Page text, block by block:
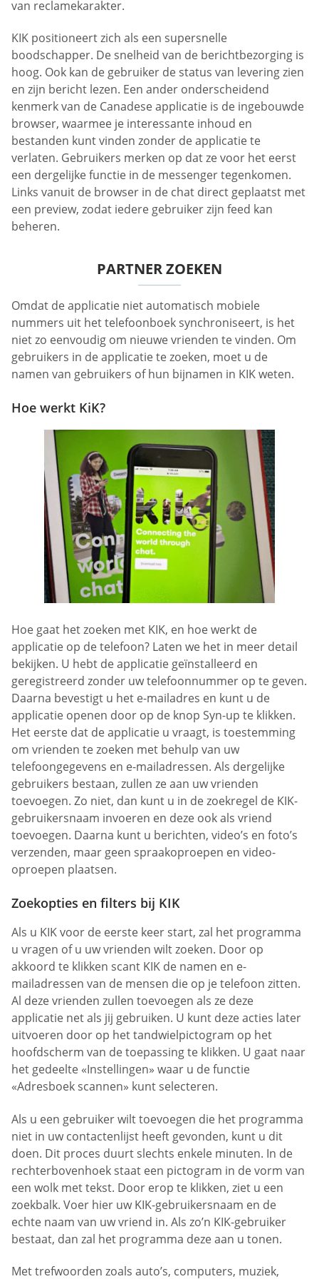
van reclamekarakter.
KIK positioneert zich als een supersnelle
boodschapper. De snelheid van de berichtbezorging is
hoog. Ook kan de gebruiker de status van levering zien
en zijn bericht lezen. Een ander onderscheidend
kenmerk van de Canadese applicatie is de ingebouwde
browser, waarmee je interessante inhoud en
bestanden kunt vinden zonder de applicatie te
verlaten. Gebruikers merken op dat ze voor het eerst
een dergelijke functie in de messenger tegenkomen.
Links vanuit de browser in de chat direct geplaatst met
een preview, zodat iedere gebruiker zijn feed kan
beheren.
PARTNER ZOEKEN
Omdat de applicatie niet automatisch mobiele
nummers uit het telefoonboek synchroniseert, is het
niet zo eenvoudig om nieuwe vrienden te vinden. Om
gebruikers in de applicatie te zoeken, moet u de
namen van gebruikers of hun bijnamen in KIK weten.
Hoe werkt KiK?
Hoe gaat het zoeken met KIK, en hoe werkt de
applicatie op de telefoon? Laten we het in meer detail
bekijken. U hebt de applicatie geïnstalleerd en
geregistreerd zonder uw telefoonnummer op te geven.
Daarna bevestigt u het e-mailadres en kunt u de
applicatie openen door op de knop Syn-up te klikken.
Het eerste dat de applicatie u vraagt, is toestemming
om vrienden te zoeken met behulp van uw
telefoongegevens en e-mailadressen. Als dergelijke
gebruikers bestaan, zullen ze aan uw vrienden
toevoegen. Zo niet, dan kunt u in de zoekregel de KIK-
gebruikersnaam invoeren en deze ook als vriend
toevoegen. Daarna kunt u berichten, video’s en foto’s
verzenden, maar geen spraakoproepen en video-
oproepen plaatsen.
Zoekopties en filters bij KIK
Als u KIK voor de eerste keer start, zal het programma
u vragen of u uw vrienden wilt zoeken. Door op
akkoord te klikken scant KIK de namen en e-
mailadressen van de mensen die op je telefoon zitten.
Al deze vrienden zullen toevoegen als ze deze
applicatie net als jij gebruiken. U kunt deze acties later
uitvoeren door op het tandwielpictogram op het
hoofdscherm van de toepassing te klikken. U gaat naar
het gedeelte «Instellingen» waar u de functie
«Adresboek scannen» kunt selecteren.
Als u een gebruiker wilt toevoegen die het programma
niet in uw contactenlijst heeft gevonden, kunt u dit
doen. Dit proces duurt slechts enkele minuten. In de
rechterbovenhoek staat een pictogram in de vorm van
een wolk met tekst. Door erop te klikken, ziet u een
zoekbalk. Voer hier uw KIK-gebruikersnaam en de
echte naam van uw vriend in. Als zo’n KIK-gebruiker
bestaat, dan zal het programma deze aan u tonen.
Met trefwoorden zoals auto’s, computers, muziek,